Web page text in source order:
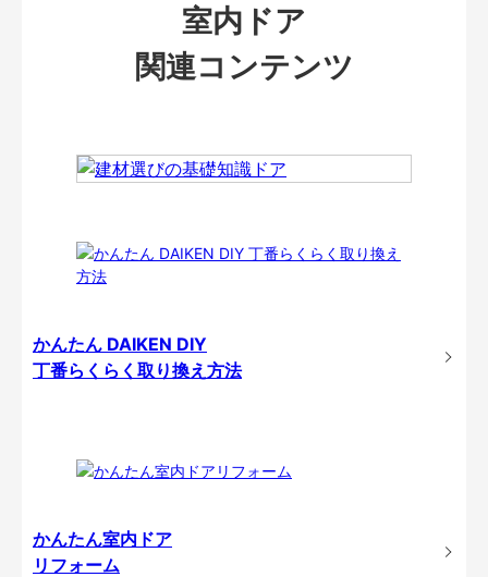
室内ドア
関連コンテンツ
かんたん DAIKEN DIY
丁番らくらく取り換え方法
かんたん室内ドア
リフォーム